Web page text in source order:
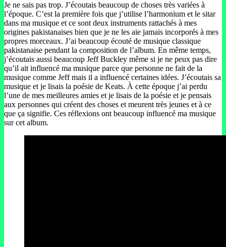
Je ne sais pas trop. J’écoutais beaucoup de choses très variées à
l’époque. C’est la première fois que j’utilise l’harmonium et le sitar
dans ma musique et ce sont deux instruments rattachés à mes
origines pakistanaises bien que je ne les aie jamais incorporés à mes
propres morceaux. J’ai beaucoup écouté de musique classique
pakistanaise pendant la composition de l’album. En même temps,
j’écoutais aussi beaucoup Jeff Buckley même si je ne peux pas dire
qu’il ait influencé ma musique parce que personne ne fait de la
musique comme Jeff mais il a influencé certaines idées. J’écoutais sa
musique et je lisais la poésie de Keats. À cette époque j’ai perdu
l’une de mes meilleures amies et je lisais de la poésie et je pensais
aux personnes qui créent des choses et meurent très jeunes et à ce
que ça signifie. Ces réflexions ont beaucoup influencé ma musique
sur cet album.